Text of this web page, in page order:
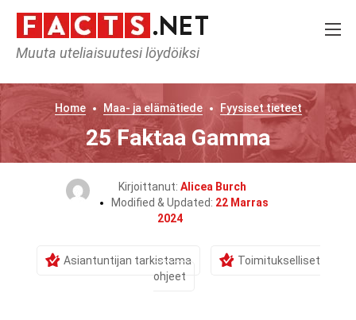
Muuta uteliaisuutesi löydöiksi
Home Maa- ja elämätiede Fyysiset tieteet
25 Faktaa Gamma
Kirjoittanut: Alicea Burch
Modified & Updated: 22 Marras
2024
Asiantuntijan tarkistama
Toimitukselliset
ohjeet